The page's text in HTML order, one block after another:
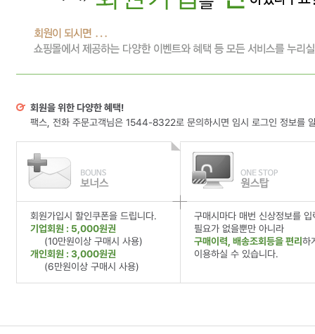
회원을 위한 다양한 혜택!
팩스, 전화 주문고객님은 1544-8322로 문의하시면 임시 로그인 정보를
회원가입시 할인쿠폰을 드립니다.
기업회원 : 5,000원권
(10만원이상 구매시 사용)
개인회원 : 3,000원권
(6만원이상 구매시 사용)
구매시마다 매번 신상정보를 입
필요가 없을뿐만 아니라
구매이력, 배송조회등을 편리하
이용하실 수 있습니다.